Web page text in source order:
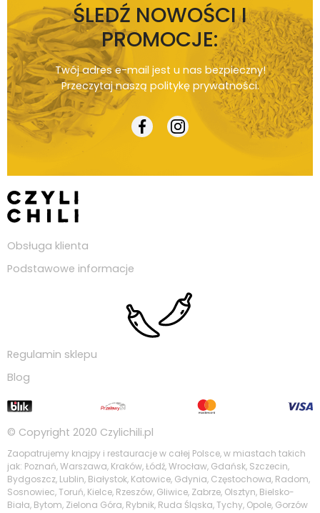
ŚLEDŹ NOWOŚCI I
PROMOCJE:
Twój adres e-mail jest u nas bezpieczny!
Przeczytaj naszą politykę prywatności.
Obsługa klienta
Podstawowe informacje
Regulamin sklepu
Blog
© Copyright 2020 Czylichili.pl
Zaopatrujemy knajpy i restauracje w całej Polsce, w miastach takich
jak: Poznań, Warszawa, Kraków, Łódź, Wrocław, Gdańsk, Szczecin,
Bydgoszcz, Lublin, Białystok, Katowice, Gdynia, Częstochowa, Radom,
Sosnowiec, Toruń, Kielce, Rzeszów, Gliwice, Zabrze, Olsztyn, Bielsko-
Biała, Bytom, Zielona Góra, Rybnik, Ruda Śląska, Tychy, Opole, Gorzów